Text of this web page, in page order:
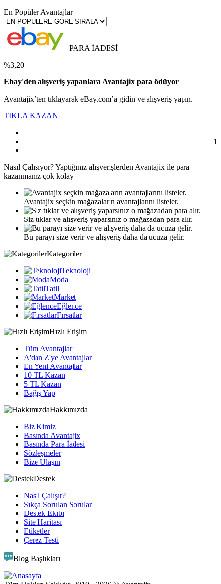
En Popüler Avantajlar
PARA İADESİ
%3,20
Ebay'den alışveriş yapanlara Avantajix para ödüyor
Avantajix’ten tıklayarak eBay.com’a gidin ve alışveriş yapın.
TIKLA KAZAN
1
Nasıl Çalışıyor?Yaptığınız alışverişlerden Avantajix ile para
kazanmanız çok kolay.
Avantajix seçkin mağazaların avantajlarını listeler.
Siz tıklar ve alışveriş yaparsınız o mağazadan para alır.
Bu parayı size verir ve alışveriş daha da ucuza gelir.
Kategoriler
Teknoloji
Moda
Tatil
Market
Eğlence
Fırsatlar
Hızlı Erişim
Tüm Avantajlar
A'dan Z'ye Avantajlar
En Yeni Avantajlar
10 TL Kazan
5 TL Kazan
Bağış Yap
Hakkımızda
Biz Kimiz
Basında Avantajix
Basında Para İadesi
Sözleşmeler
Bize Ulaşın
Destek
Nasıl Çalışır?
Sıkça Sorulan Sorular
Destek Ekibi
Site Haritası
Etiketler
Çerez Testi
Blog Başlıkları